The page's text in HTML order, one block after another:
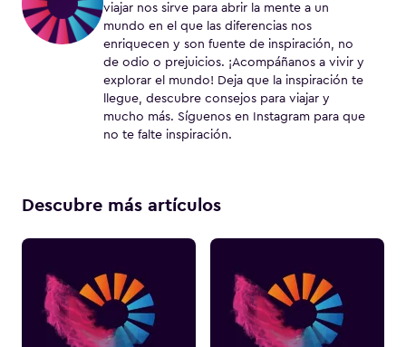
viajar nos sirve para abrir la mente a un
mundo en el que las diferencias nos
enriquecen y son fuente de inspiración, no
de odio o prejuicios. ¡Acompáñanos a vivir y
explorar el mundo! Deja que la inspiración te
llegue, descubre consejos para viajar y
mucho más. Síguenos en Instagram para que
no te falte inspiración.
Descubre más artículos